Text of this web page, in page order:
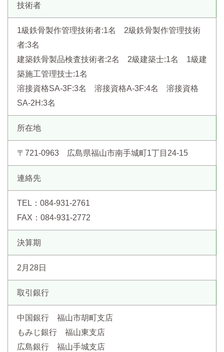
技術者
1級鉄骨製作管理技術者:1名 2級鉄骨製作管理技術
者:3名
建築鉄骨製品検査技術者:2名 2級建築士:1名 1級建
築施工管理技士:1名
溶接資格SA-3F:3名 溶接資格A-3F:4名 溶接資格
SA-2H:3名
所在地
〒721-0963 広島県福山市南手城町1丁目24-15
連絡先
TEL：084-931-2761
FAX：084-931-2772
決算期
2月28日
取引銀行
中国銀行 福山市胡町支店
もみじ銀行 福山東支店
広島銀行 福山手城支店